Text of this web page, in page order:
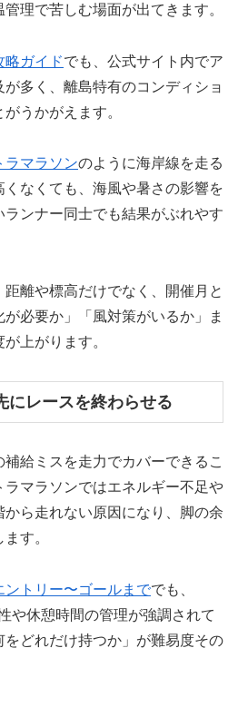
理で苦しむ場面が出てきます。
略ガイドでも、公式サイト内でア
多く、離島特有のコンディショ
うかがえます。
ラマラソンのように海岸線を走る
なくても、海風や暑さの影響を
ンナー同士でも結果がぶれやす
離や標高だけでなく、開催月と
必要か」「風対策がいるか」ま
上がります。
にレースを終わらせる
給ミスを走力でカバーできるこ
ラマラソンではエネルギー不足や
ら走れない原因になり、脚の余
す。
トリー〜ゴールまででも、
や休憩時間の管理が強調されて
どれだけ持つか」が難易度その